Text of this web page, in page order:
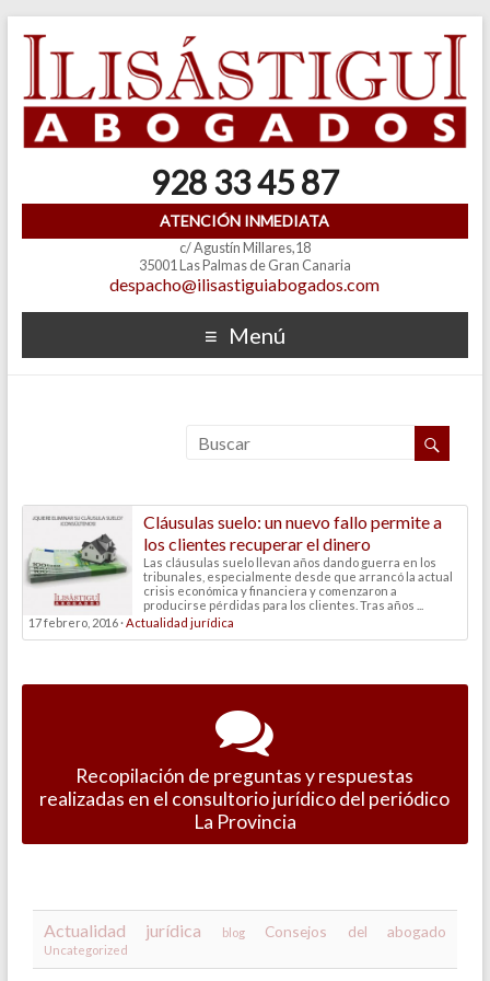
928 33 45 87
ATENCIÓN INMEDIATA
c/ Agustín Millares,18
35001 Las Palmas de Gran Canaria
despacho@ilisastiguiabogados.com
Menú
Cláusulas suelo: un nuevo fallo permite a
los clientes recuperar el dinero
Las cláusulas suelo llevan años dando guerra en los
tribunales, especialmente desde que arrancó la actual
crisis económica y financiera y comenzaron a
producirse pérdidas para los clientes. Tras años ...
17 febrero, 2016 ·Actualidad jurídica
Recopilación de preguntas y respuestas
realizadas en el consultorio jurídico del periódico
La Provincia
Actualidad jurídica blog Consejos del abogado
Uncategorized